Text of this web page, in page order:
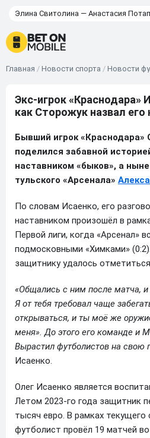
Элина Свитолина — Анастасия
Главная / Новости спорта / Новости
Экс-игрок «Краснодара»
как Сторожук назвал его
Бывший игрок «Краснодара»
поделился забавной
наставником «быков», а
тульского «Арсенала»
По словам Исаенко, его
наставником произошёл в
Первой лиги, когда «Арсенал»
подмосковными «Химками»
защитнику удалось
«Общались с ним после матча, и
Я от тебя требовал чаще
открываться, и ты моё же
меня». До этого его команде и
Вырастил футболистов на свою
Исаенко.
Олег Исаенко является
Летом 2023-го года защитник
тысяч евро. В рамках текущего
футболист провёл 19 матчей во